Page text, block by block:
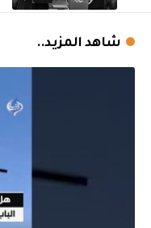
شاهد المزيد..